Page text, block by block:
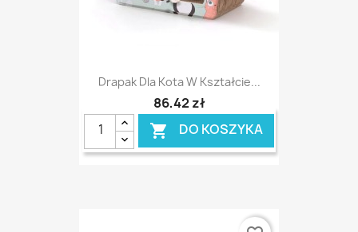
Drapak Dla Kota W Kształcie...
86,42 zł
 DO KOSZYKA